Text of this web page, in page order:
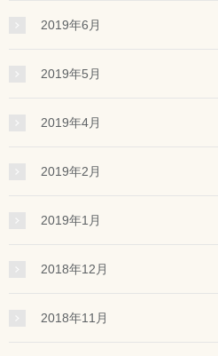
2019年6月
2019年5月
2019年4月
2019年2月
2019年1月
2018年12月
2018年11月